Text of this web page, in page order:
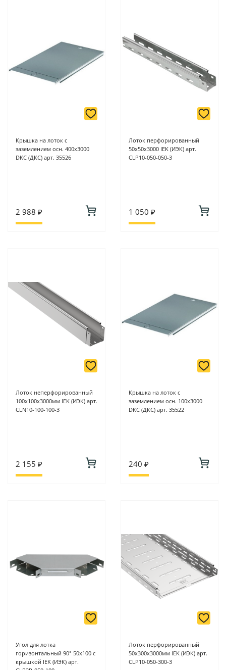
Крышка на лоток с
заземлением осн. 400х3000
DKC (ДКС) арт. 35526
2 988 ₽
Лоток перфорированный
50х50х3000 IEK (ИЭК) арт.
CLP10-050-050-3
1 050 ₽
Лоток неперфорированный
100х100х3000мм IEK (ИЭК) арт.
CLN10-100-100-3
2 155 ₽
Крышка на лоток с
заземлением осн. 100х3000
DKC (ДКС) арт. 35522
240 ₽
Угол для лотка
горизонтальный 90° 50х100 с
крышкой IEK (ИЭК) арт.
Лоток перфорированный
50х300х3000мм IEK (ИЭК) арт.
CLP10-050-300-3